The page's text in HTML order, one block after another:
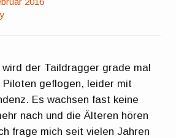
wird der Taildragger grade mal
Piloten geflogen, leider mit
Es wachsen fast keine
nach und die Älteren hören
frage mich seit vielen Jahren